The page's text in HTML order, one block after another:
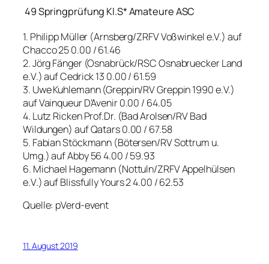
49 Springprüfung Kl.S* Amateure ASC
1. Philipp Müller (Arnsberg/ZRFV Voßwinkel e.V.) auf
Chacco 25 0.00 / 61.46
2. Jörg Fänger (Osnabrück/RSC Osnabruecker Land
e.V.) auf Cedrick 13 0.00 / 61.59
3. Uwe Kuhlemann (Greppin/RV Greppin 1990 e.V.)
auf Vainqueur D’Avenir 0.00 / 64.05
4. Lutz Ricken Prof.Dr. (Bad Arolsen/RV Bad
Wildungen) auf Qatars 0.00 / 67.58
5. Fabian Stöckmann (Bötersen/RV Sottrum u.
Umg.) auf Abby 56 4.00 / 59.93
6. Michael Hagemann (Nottuln/ZRFV Appelhülsen
e.V.) auf Blissfully Yours 2 4.00 / 62.53
Quelle: pVerd-event
11. August 2019